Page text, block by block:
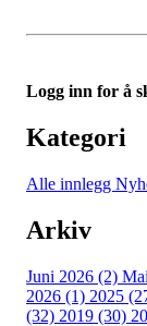
Logg inn for å
Kategori
Alle innlegg
Arkiv
Juni 2026 (2)
2026 (1) 2025
(32) 2019 (30)